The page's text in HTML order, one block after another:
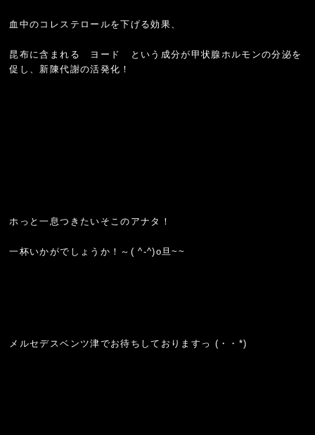
血中のコレステロールを下げる効果、
昆布に含まれる ヨード という成分が甲状腺ホルモンの分泌を
促し、新陳代謝の活発化！
ホっと一息つきたいそこのアナタ！
一杯いかがでしょうか！～( ^-^)o旦~~
メルセデスベンツ津でお待ちしておりますっ (・・*)ゞ